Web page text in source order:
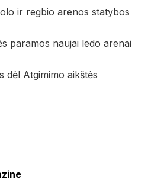
ir regbio arenos statybos
paramos naujai ledo arenai
dėl Atgimimo aikštės